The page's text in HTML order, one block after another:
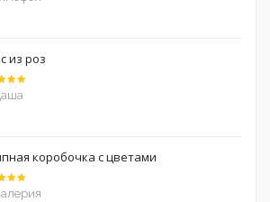
из роз
коробочка с цветами